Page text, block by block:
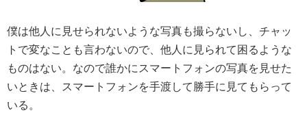
僕は他人に見せられないような写真も撮らないし、チャッ
トで変なことも言わないので、他人に見られて困るような
ものはない。なので誰かにスマートフォンの写真を見せた
いときは、スマートフォンを手渡して勝手に見てもらって
いる。